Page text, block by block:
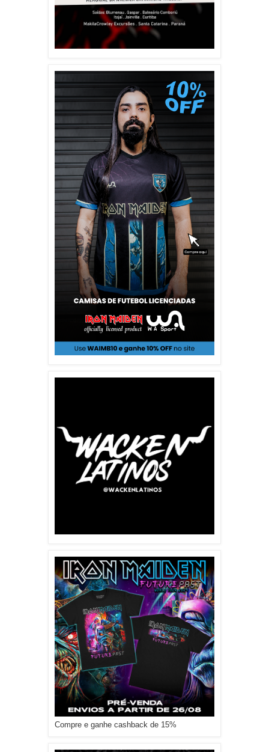
Compre e ganhe cashback de 15%